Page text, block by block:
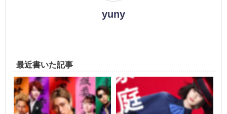
yuny
最近書いた記事